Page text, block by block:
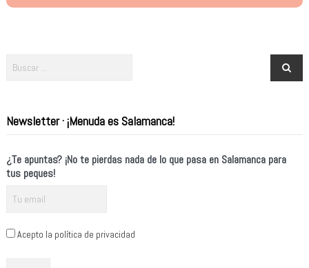
Newsletter · ¡Menuda es Salamanca!
¿Te apuntas? ¡No te pierdas nada de lo que pasa en Salamanca para
tus peques!
Acepto la política de privacidad